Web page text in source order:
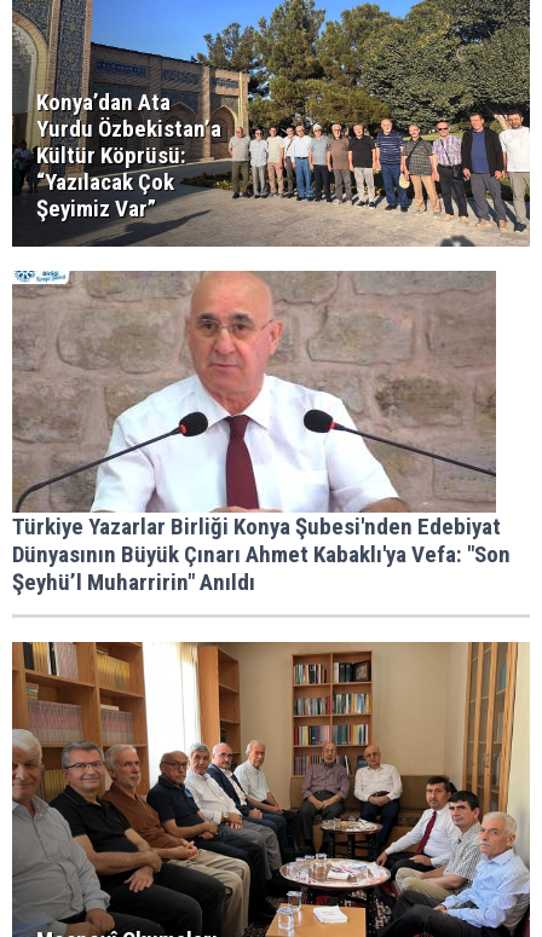
Konya’dan Ata
Yurdu Özbekistan’a
Kültür Köprüsü:
“Yazılacak Çok
Şeyimiz Var”
Türkiye Yazarlar Birliği Konya Şubesi'nden Edebiyat
Dünyasının Büyük Çınarı Ahmet Kabaklı'ya Vefa: "Son
Şeyhü’l Muharririn" Anıldı